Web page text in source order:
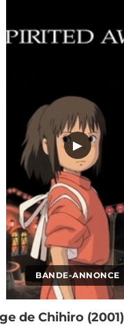
BANDE-ANNONCE
▶
de Chihiro (2001)